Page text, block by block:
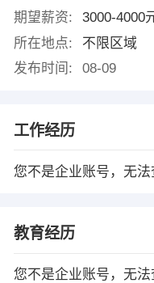
期望薪资:
3000-4000
所在地点:
不限区域
发布时间:
08-09
工作经历
您不是企业账号，无法
教育经历
您不是企业账号，无法